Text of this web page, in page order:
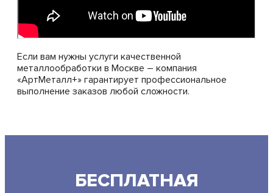
Если вам нужны услуги качественной
металлообработки в Москве – компания
«АртМеталл+» гарантирует профессиональное
выполнение заказов любой сложности.
БЕСПЛАТНАЯ